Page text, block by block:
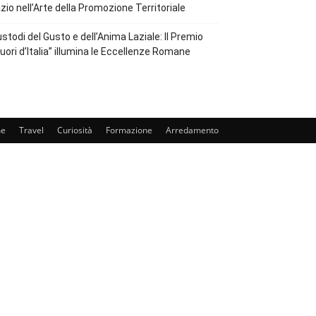
nell’Arte della Promozione Territoriale
del Gusto e dell’Anima Laziale: Il Premio
d’Italia” illumina le Eccellenze Romane
Travel Curiosità Formazione Arredamento